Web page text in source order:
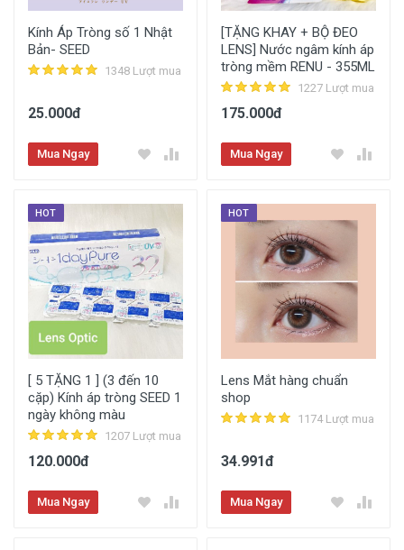
Kính Áp Tròng số 1 Nhật
Bản- SEED
1348 Lượt mua
25.000đ
Mua Ngay
[TẶNG KHAY + BỘ ĐEO
LENS] Nước ngâm kính áp
tròng mềm RENU - 355ML
1227 Lượt mua
175.000đ
Mua Ngay
HOT
[ 5 TẶNG 1 ] (3 đến 10
cặp) Kính áp tròng SEED 1
ngày không màu
1207 Lượt mua
120.000đ
Mua Ngay
HOT
Lens Mắt hàng chuẩn
shop
1174 Lượt mua
34.991đ
Mua Ngay